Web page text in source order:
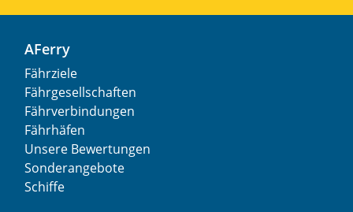
AFerry
Fährziele
Fährgesellschaften
Fährverbindungen
Fährhäfen
Unsere Bewertungen
Sonderangebote
Schiffe